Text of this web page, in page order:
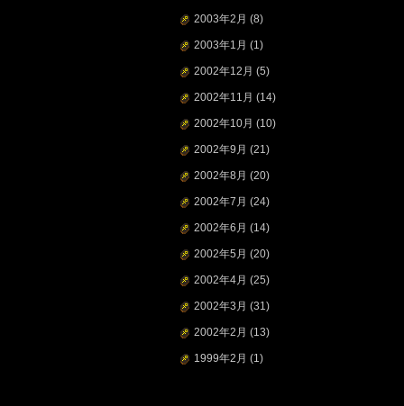
2003年2月 (8)
2003年1月 (1)
2002年12月 (5)
2002年11月 (14)
2002年10月 (10)
2002年9月 (21)
2002年8月 (20)
2002年7月 (24)
2002年6月 (14)
2002年5月 (20)
2002年4月 (25)
2002年3月 (31)
2002年2月 (13)
1999年2月 (1)